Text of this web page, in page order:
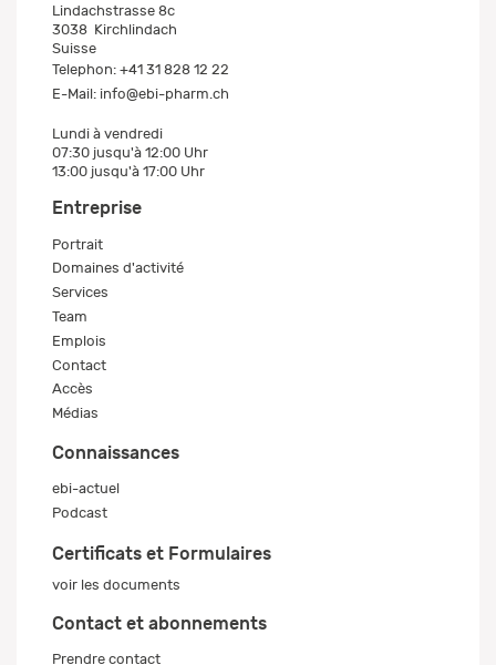
Lindachstrasse 8c
3038 Kirchlindach
Suisse
Telephon: +41 31 828 12 22
E-Mail: info@ebi-pharm.ch
Lundi à vendredi
07:30 jusqu'à 12:00 Uhr
13:00 jusqu'à 17:00 Uhr
Entreprise
Portrait
Domaines d'activité
Services
Team
Emplois
Contact
Accès
Médias
Connaissances
ebi-actuel
Podcast
Certificats et Formulaires
voir les documents
Contact et abonnements
Prendre contact